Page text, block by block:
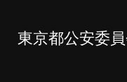
東京都公安委